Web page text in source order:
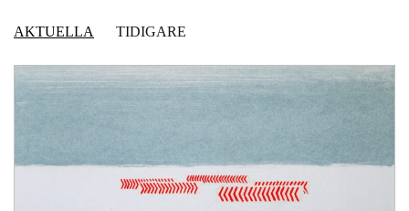
AKTUELLA TIDIGARE